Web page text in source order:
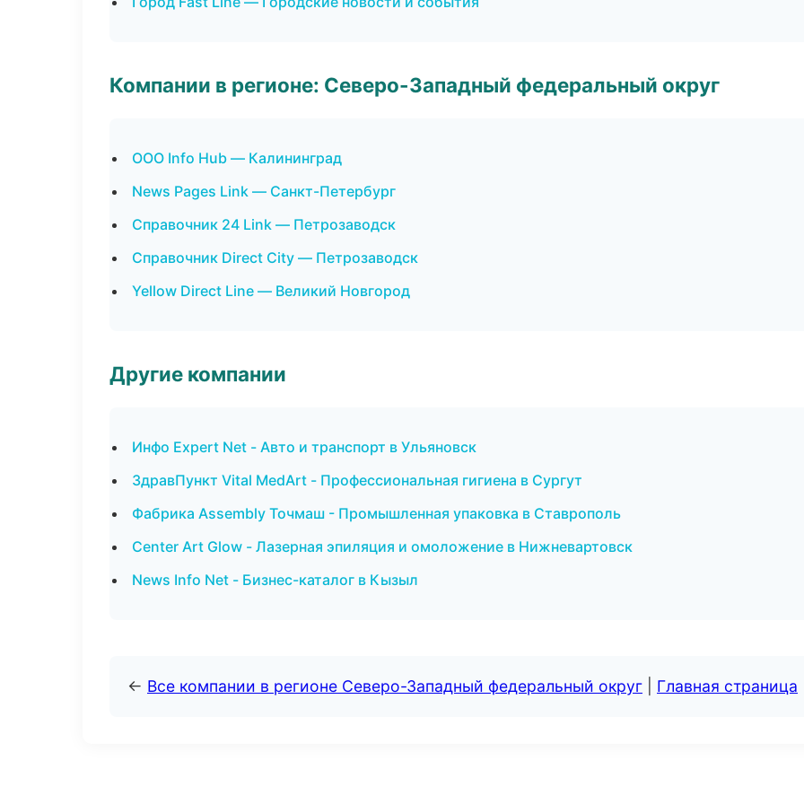
Компании в регионе: Северо-Западный федеральный округ
ООО Info Hub — Калининград
News Pages Link — Санкт-Петербург
Справочник 24 Link — Петрозаводск
Справочник Direct City — Петрозаводск
Yellow Direct Line — Великий Новгород
Другие компании
Инфо Expert Net - Авто и транспорт в Ульяновск
ЗдравПункт Vital MedArt - Профессиональная гигиена в Сургут
Фабрика Assembly Точмаш - Промышленная упаковка в Ставрополь
Center Art Glow - Лазерная эпиляция и омоложение в Нижневартовск
News Info Net - Бизнес-каталог в Кызыл
← Все компании в регионе Северо-Западный федеральный округ Главная страница